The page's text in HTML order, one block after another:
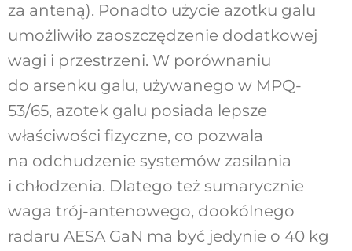
za anteną). Ponadto użycie azotku galu
umożliwiło zaoszczędzenie dodatkowej
wagi i przestrzeni. W porównaniu
do arsenku galu, używanego w MPQ-
53/65, azotek galu posiada lepsze
właściwości fizyczne, co pozwala
na odchudzenie systemów zasilania
i chłodzenia. Dlatego też sumarycznie
waga trój-antenowego, dookólnego
radaru AESA GaN ma być jedynie o 40 kg